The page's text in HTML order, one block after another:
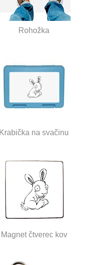
Rohožka
Krabička na svačinu
Magnet čtverec kov